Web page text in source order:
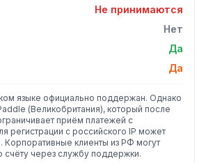
Не принимаются
Нет
Да
Да
языке официально поддержан. Однако
(Великобритания), который после
приём платежей с
регистрации с российского IP может
Корпоративные клиенты из РФ могут
счёту через службу поддержки.